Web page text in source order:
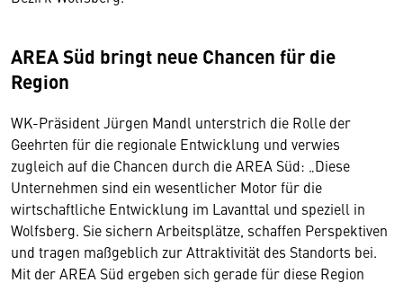
AREA Süd bringt neue Chancen für die
Region
WK-Präsident Jürgen Mandl unterstrich die Rolle der
Geehrten für die regionale Entwicklung und verwies
zugleich auf die Chancen durch die AREA Süd: „Diese
Unternehmen sind ein wesentlicher Motor für die
wirtschaftliche Entwicklung im Lavanttal und speziell in
Wolfsberg. Sie sichern Arbeitsplätze, schaffen Perspektiven
und tragen maßgeblich zur Attraktivität des Standorts bei.
Mit der AREA Süd ergeben sich gerade für diese Region